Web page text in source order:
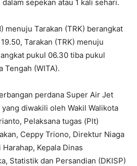
sepekan atau 1 kali sehari.
menuju Tarakan (TRK) berangkat
Tarakan (TRK) menuju
pukul 06.30 tiba pukul
Tengah (WITA).
perdana Super Air Jet
diwakili oleh Wakil Walikota
Pelaksana tugas (Plt)
Ceppy Triono, Direktur Niaga
Kepala Dinas
Statistik dan Persandian (DKISP)